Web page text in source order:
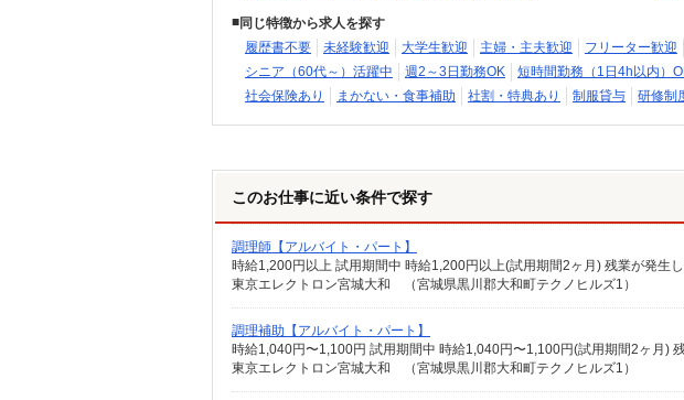
同じ特徴から求人を探す
履歴書不要
未経験歓迎 大学生歓迎 主婦・主夫歓迎 フリーター歓迎
シニア（60代～）活躍中
週2～3日勤務OK 短時間勤務（1日4h以内）
社会保険あり
まかない・食事補助 社割・特典あり 制服貸与 研修制
このお仕事に近い条件で探す
調理師【アルバイト・パート】
時給1,200円以上 試用期間中 時給1,200円以上(試用期間2ヶ月) 残業が発生
東京エレクトロン宮城大和 （宮城県黒川郡大和町テクノヒルズ1）
調理補助【アルバイト・パート】
時給1,040円〜1,100円 試用期間中 時給1,040円〜1,100円(試用期間2ヶ月)
東京エレクトロン宮城大和 （宮城県黒川郡大和町テクノヒルズ1）